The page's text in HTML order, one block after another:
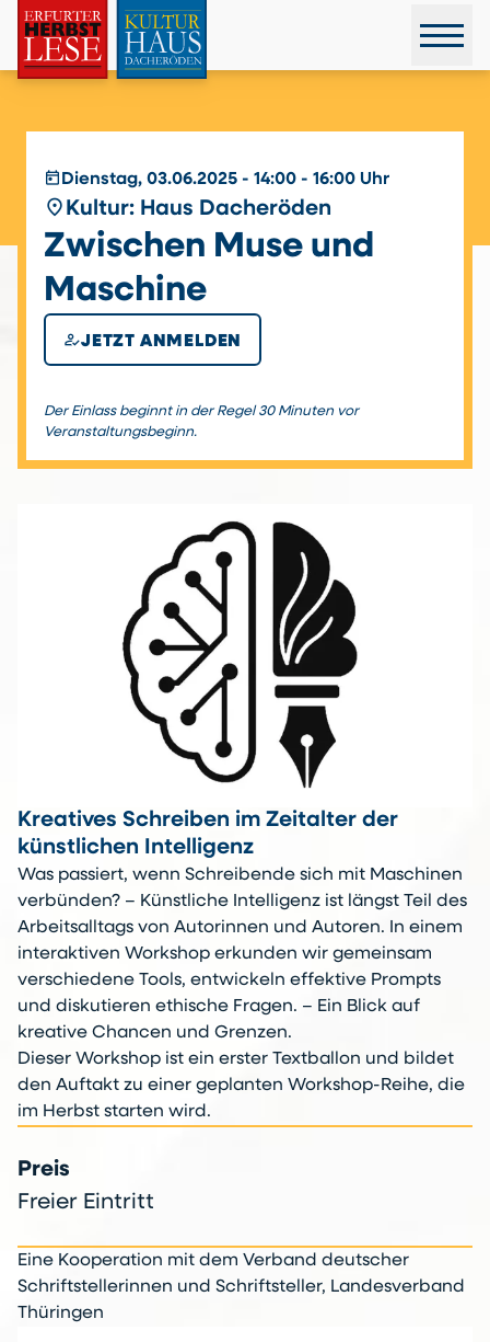
today Dienstag, 03.06.2025 - 14:00 - 16:00 Uhr
place Kultur: Haus Dacheröden
Zwischen Muse und
Maschine
how_to_regJETZT ANMELDEN
Der Einlass beginnt in der Regel 30 Minuten vor
Veranstaltungsbeginn.
Kreatives Schreiben im Zeitalter der
künstlichen Intelligenz
Was passiert, wenn Schreibende sich mit Maschinen
verbünden? – Künstliche Intelligenz ist längst Teil des
Arbeitsalltags von Autorinnen und Autoren. In einem
interaktiven Workshop erkunden wir gemeinsam
verschiedene Tools, entwickeln effektive Prompts
und diskutieren ethische Fragen. – Ein Blick auf
kreative Chancen und Grenzen.
Dieser Workshop ist ein erster Textballon und bildet
den Auftakt zu einer geplanten Workshop-Reihe, die
im Herbst starten wird.
Preis
Freier Eintritt
Eine Kooperation mit dem Verband deutscher
Schriftstellerinnen und Schriftsteller, Landesverband
Thüringen